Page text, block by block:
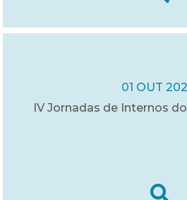
01 OUT
IV Jornadas de Internos